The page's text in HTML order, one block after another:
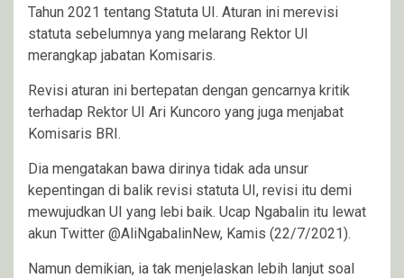
Tahun 2021 tentang Statuta UI. Aturan ini merevisi
statuta sebelumnya yang melarang Rektor UI
merangkap jabatan Komisaris.
Revisi aturan ini bertepatan dengan gencarnya kritik
terhadap Rektor UI Ari Kuncoro yang juga menjabat
Komisaris BRI.
Dia mengatakan bawa dirinya tidak ada unsur
kepentingan di balik revisi statuta UI, revisi itu demi
mewujudkan UI yang lebi baik. Ucap Ngabalin itu lewat
akun Twitter @AliNgabalinNew, Kamis (22/7/2021).
Namun demikian, ia tak menjelaskan lebih lanjut soal